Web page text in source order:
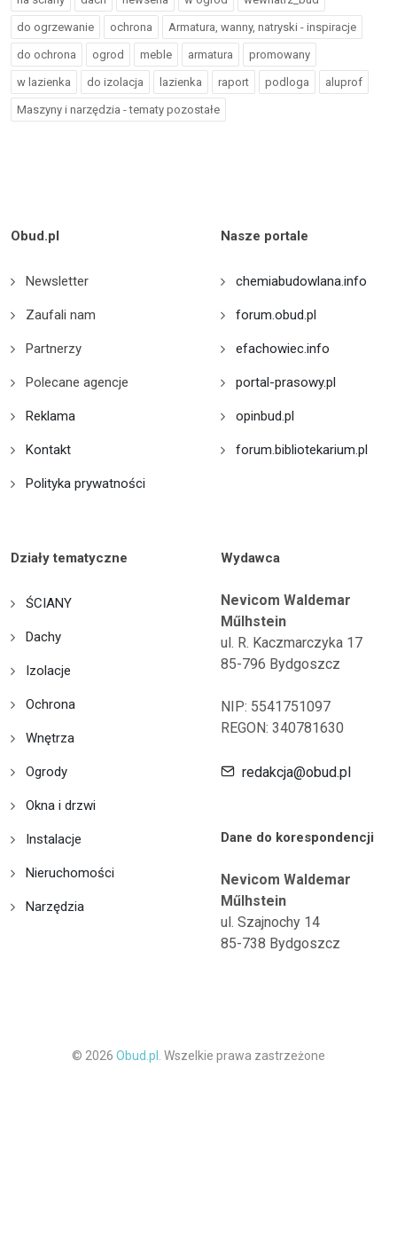
do ogrzewanie ochrona Armatura, wanny, natryski - inspiracje
do ochrona ogrod meble armatura promowany
w lazienka do izolacja lazienka raport podloga aluprof
Maszyny i narzędzia - tematy pozostałe
Obud.pl
Newsletter
Zaufali nam
Partnerzy
Polecane agencje
Reklama
Kontakt
Polityka prywatności
Nasze portale
chemiabudowlana.info
forum.obud.pl
efachowiec.info
portal-prasowy.pl
opinbud.pl
forum.bibliotekarium.pl
Działy tematyczne
ŚCIANY
Dachy
Izolacje
Ochrona
Wnętrza
Ogrody
Okna i drzwi
Instalacje
Nieruchomości
Narzędzia
Wydawca
Nevicom Waldemar
Műlhstein
ul. R. Kaczmarczyka 17
85-796 Bydgoszcz
NIP: 5541751097
REGON: 340781630
redakcja@obud.pl
Dane do korespondencji
Nevicom Waldemar
Műlhstein
ul. Szajnochy 14
85-738 Bydgoszcz
© 2026 Obud.pl. Wszelkie prawa zastrzeżone